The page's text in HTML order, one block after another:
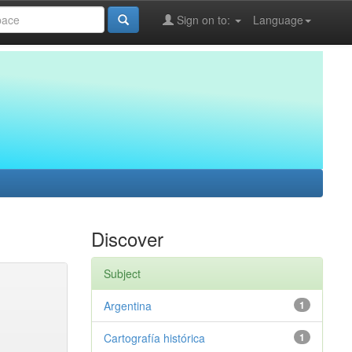
Language
Sign on to:
Discover
Subject
1
Argentina
1
Cartografía histórica